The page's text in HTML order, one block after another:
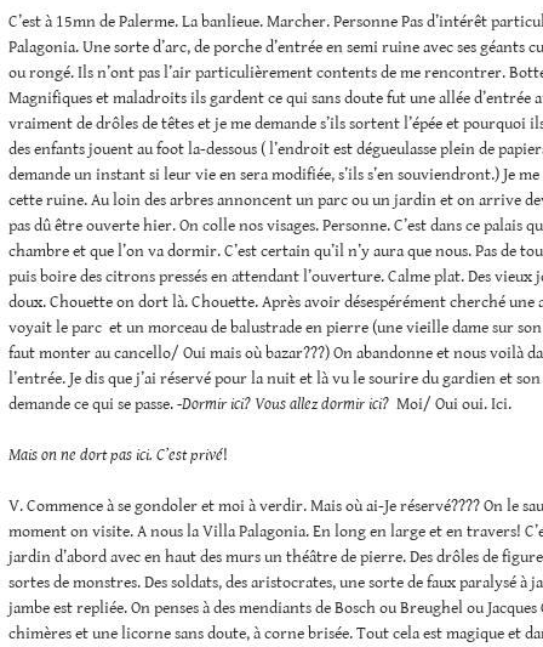
C’est à 15mn de Palerme. La banlieue. Marcher. Personne Pas d’intérêt
Palagonia. Une sorte d’arc, de porche d’entrée en semi ruine avec ses géants
ou rongé. Ils n’ont pas l’air particulièrement contents de me rencontrer.
Magnifiques et maladroits ils gardent ce qui sans doute fut une allée d’entrée
vraiment de drôles de têtes et je me demande s’ils sortent l’épée et pourquoi
des enfants jouent au foot la-dessous ( l’endroit est dégueulasse plein de
demande un instant si leur vie en sera modifiée, s’ils s’en souviendront.) Je
cette ruine. Au loin des arbres annoncent un parc ou un jardin et on arrive
pas dû être ouverte hier. On colle nos visages. Personne. C’est dans ce palais
chambre et que l’on va dormir. C’est certain qu’il n’y aura que nous. Pas de
puis boire des citrons pressés en attendant l’ouverture. Calme plat. Des vieux
doux. Chouette on dort là. Chouette. Après avoir désespérément cherché
voyait le parc et un morceau de balustrade en pierre (une vieille dame sur
faut monter au cancello/ Oui mais où bazar???) On abandonne et nous voilà
l’entrée. Je dis que j’ai réservé pour la nuit et là vu le sourire du gardien et
demande ce qui se passe.-Dormir ici? Vous allez dormir ici? Moi/ Oui oui. Ici.
Mais on ne dort pas ici. C’est privé!
V. Commence à se gondoler et moi à verdir. Mais où ai-Je réservé???? On le
moment on visite. A nous la Villa Palagonia. En long en large et en travers!
jardin d’abord avec en haut des murs un théâtre de pierre. Des drôles de
sortes de monstres. Des soldats, des aristocrates, une sorte de faux paralysé à
jambe est repliée. On penses à des mendiants de Bosch ou Breughel ou
chimères et une licorne sans doute, à corne brisée. Tout cela est magique et